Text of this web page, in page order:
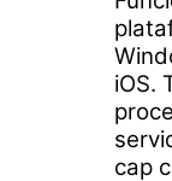
iOS.
cap